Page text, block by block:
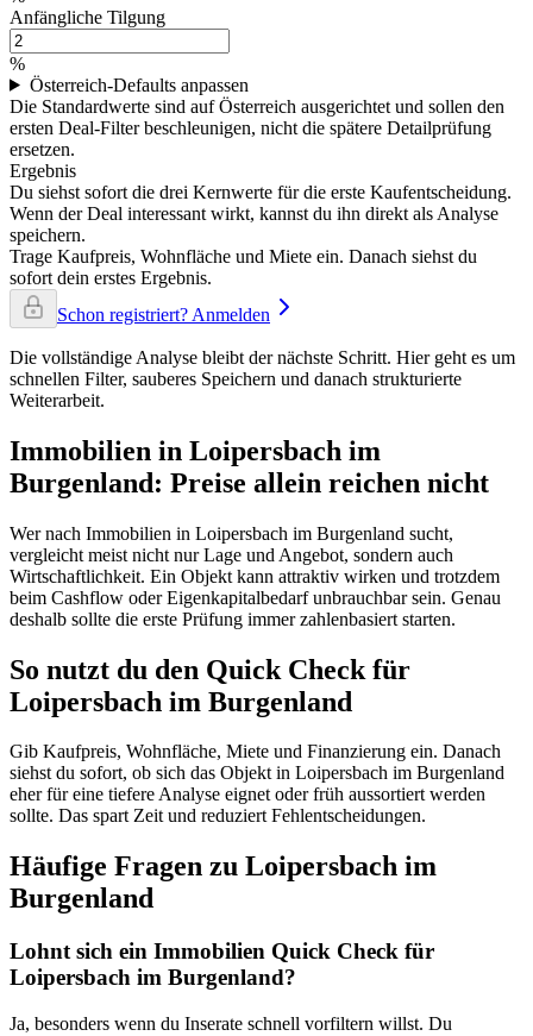
Anfängliche Tilgung
%
Österreich-Defaults anpassen
Die Standardwerte sind auf Österreich ausgerichtet und sollen den
ersten Deal-Filter beschleunigen, nicht die spätere Detailprüfung
ersetzen.
Ergebnis
Du siehst sofort die drei Kernwerte für die erste Kaufentscheidung.
Wenn der Deal interessant wirkt, kannst du ihn direkt als Analyse
speichern.
Trage Kaufpreis, Wohnfläche und Miete ein. Danach siehst du
sofort dein erstes Ergebnis.
Schon registriert? Anmelden
Die vollständige Analyse bleibt der nächste Schritt. Hier geht es um
schnellen Filter, sauberes Speichern und danach strukturierte
Weiterarbeit.
Immobilien in Loipersbach im
Burgenland: Preise allein reichen nicht
Wer nach Immobilien in Loipersbach im Burgenland sucht,
vergleicht meist nicht nur Lage und Angebot, sondern auch
Wirtschaftlichkeit. Ein Objekt kann attraktiv wirken und trotzdem
beim Cashflow oder Eigenkapitalbedarf unbrauchbar sein. Genau
deshalb sollte die erste Prüfung immer zahlenbasiert starten.
So nutzt du den Quick Check für
Loipersbach im Burgenland
Gib Kaufpreis, Wohnfläche, Miete und Finanzierung ein. Danach
siehst du sofort, ob sich das Objekt in Loipersbach im Burgenland
eher für eine tiefere Analyse eignet oder früh aussortiert werden
sollte. Das spart Zeit und reduziert Fehlentscheidungen.
Häufige Fragen zu Loipersbach im
Burgenland
Lohnt sich ein Immobilien Quick Check für
Loipersbach im Burgenland?
Ja, besonders wenn du Inserate schnell vorfiltern willst. Du